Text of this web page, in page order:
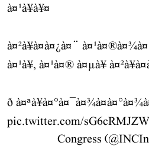
à¤¹à¥à¥¤
à¤²à¥à¤à¤¿à¤¨
à¤¹à¥, à¤¹à¤® à¤µà¥
ð
pic.twitter.com/